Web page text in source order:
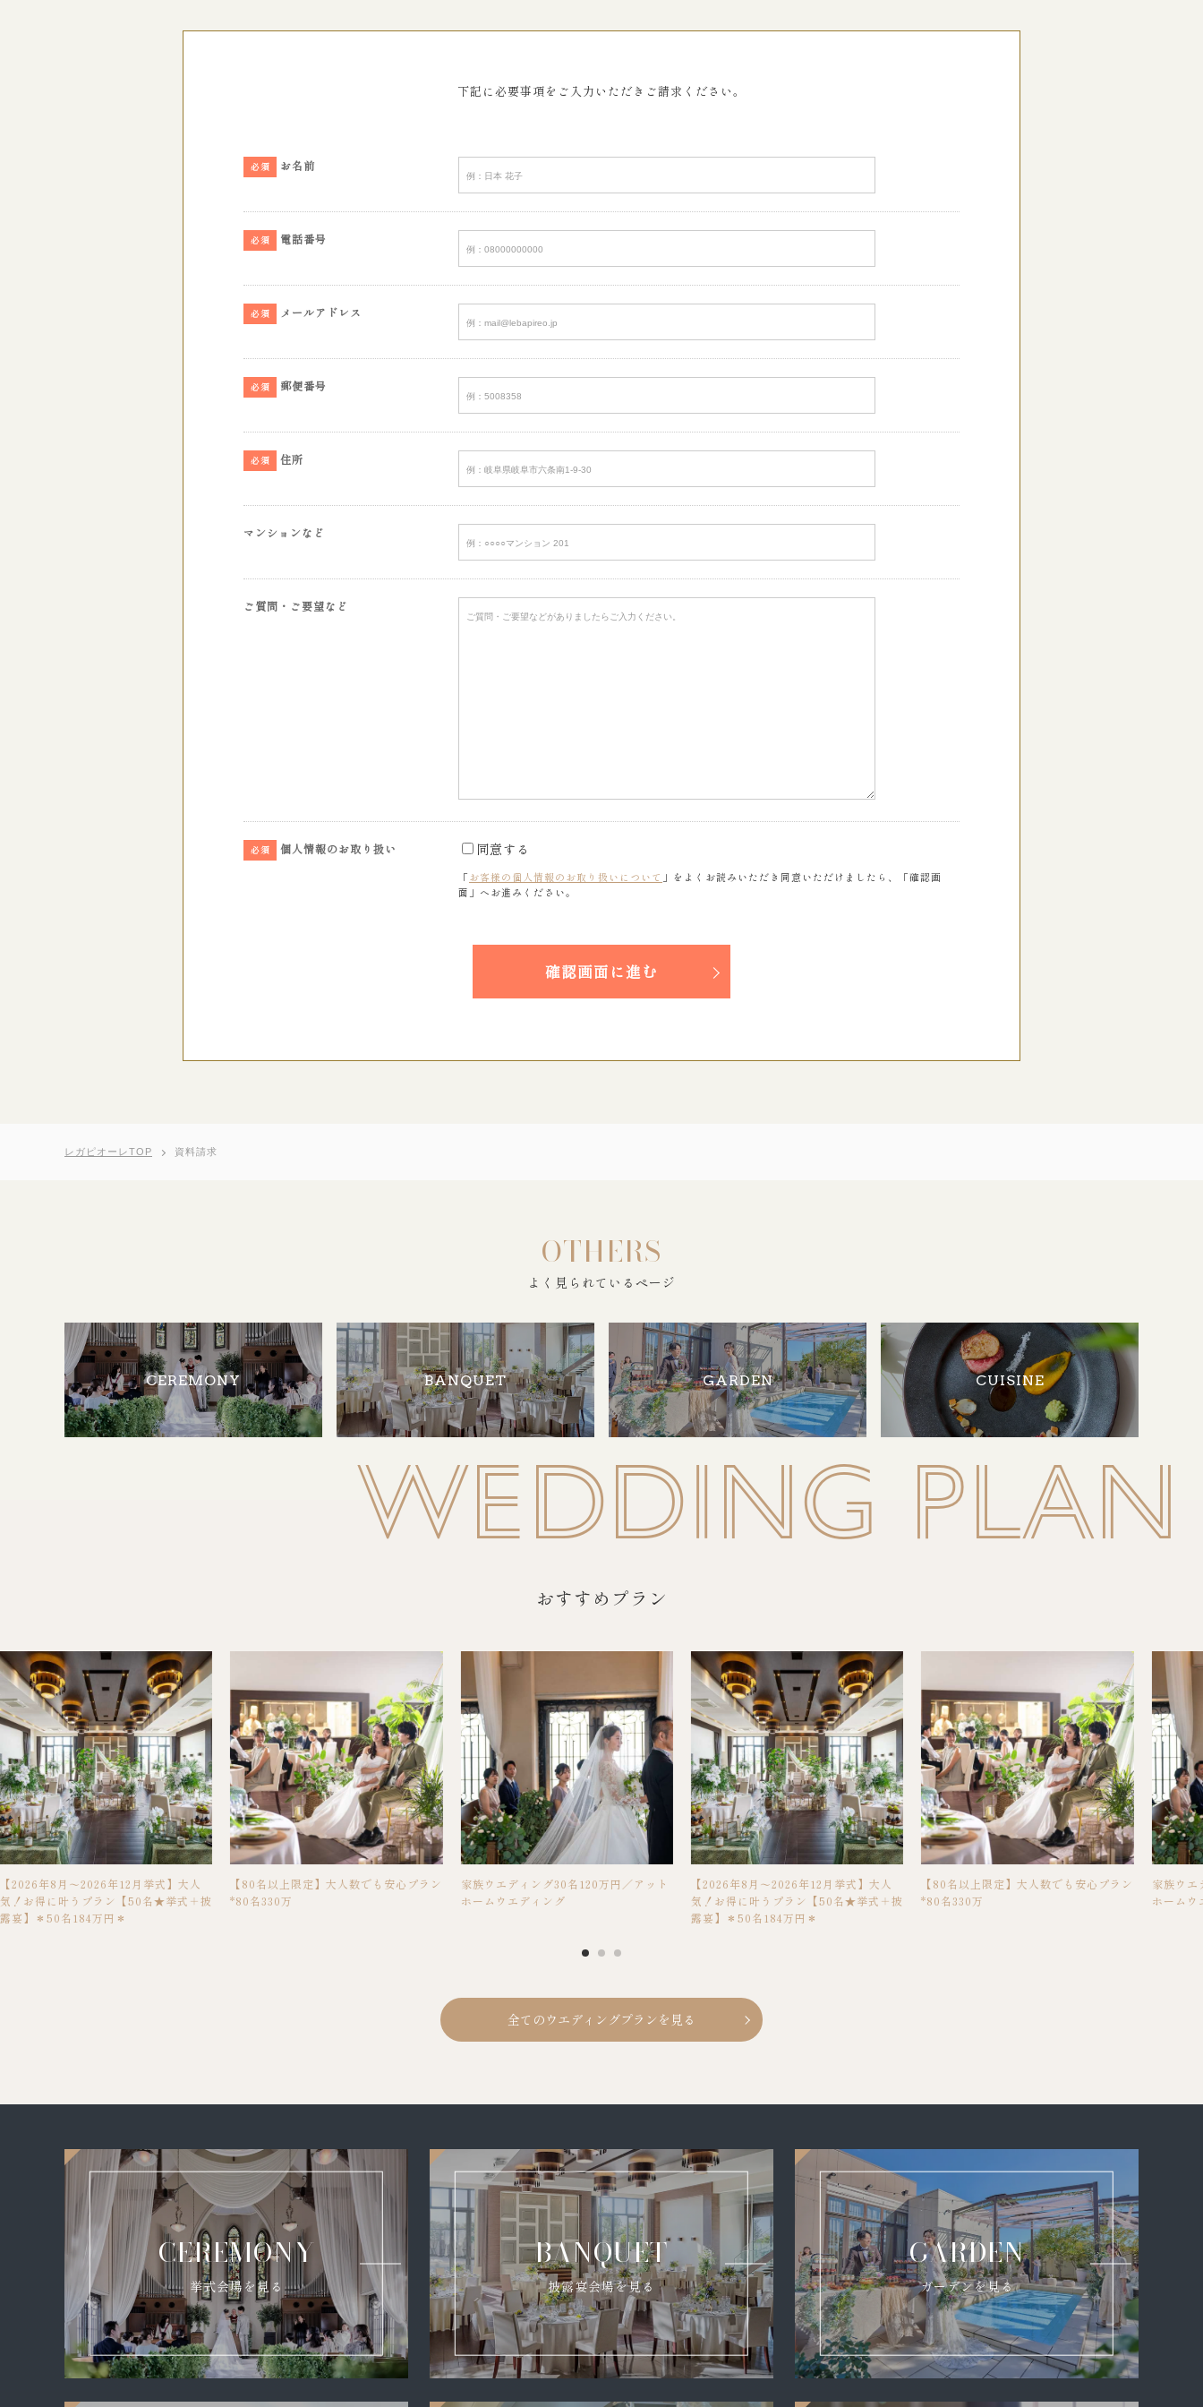
下記に必要事項をご入力いただきご請求ください。
必須 お名前
必須 電話番号
必須 メールアドレス
必須 郵便番号
必須 住所
マンションなど
ご質問・ご要望など
必須 個人情報のお取り扱い 同意する
「お客様の個人情報のお取り扱いについて 」をよくお読みいただき同意いただけましたら、「確認画
面」へお進みください。
確認画面に進む
レガピオーレTOP 資料請求
OTHERS
よく見られているページ
CEREMONY BANQUET GARDEN CUISINE
WEDDING PLAN
おすすめプラン
【2026年8月～2026年12月挙式】大人
気！お得に叶うプラン【50名★挙式＋披
露宴】＊50名184万円＊
【80名以上限定】大人数でも安心プラン
*80名330万
家族ウエディング30名120万円／アット
ホームウエディング
【2026年8月～2026年12月挙式】大人
気！お得に叶うプラン【50名★挙式＋披
露宴】＊50名184万円＊
【80名以上限定】大人数でも安心プラン
*80名330万
家族ウエ
ホームウ
全てのウエディングプランを見る
CEREMONY
挙式会場を見る
BANQUET
披露宴会場を見る
GARDEN
ガーデンを見る